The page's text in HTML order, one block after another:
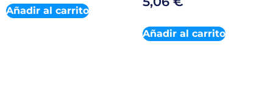
Añadir al carrito
Añadir al carrito